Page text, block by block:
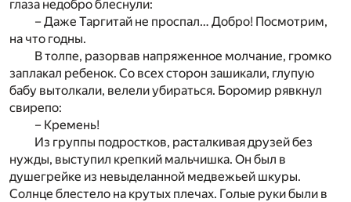
глаза недобро блеснули:
– Даже Таргитай не проспал… Добро! Посмотрим,
на что годны.
В толпе, разорвав напряженное молчание, громко
заплакал ребенок. Со всех сторон зашикали, глупую
бабу вытолкали, велели убираться. Боромир рявкнул
свирепо:
– Кремень!
Из группы подростков, расталкивая друзей без
нужды, выступил крепкий мальчишка. Он был в
душегрейке из невыделанной медвежьей шкуры.
Солнце блестело на крутых плечах. Голые руки были в